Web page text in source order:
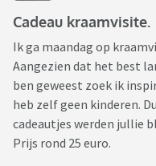
Cadeau kraamvisite.
Ik ga maandag op
Aangezien dat het best
ben geweest zoek ik
heb zelf geen kinderen.
cadeautjes werden jullie
Prijs rond 25 euro.